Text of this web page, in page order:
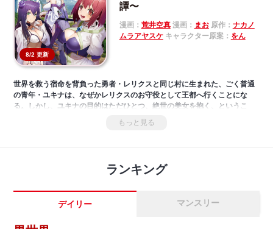
8/2 更新
譚〜
漫画： 荒井空真漫画： まお原作： ナカノ
ムラアヤスケキャラクター原案： をん
世界を救う宿命を背負った勇者・レリクスと同じ村に生まれた、ごく普通
の青年・ユキナは、なぜかレリクスのお守役として王都へ行くことにな
る。しかし、ユキナの目的はただひとつ、絶世の美女を抱く、というこ
と。そんな折、ユキナはひょんなことからしゃべる槍・グラムを手にし
て…。小説家になろう発大人気冒険ファンタジー、待望のコミカライズ第
もっと見る
ランキング
デイリー マンスリー